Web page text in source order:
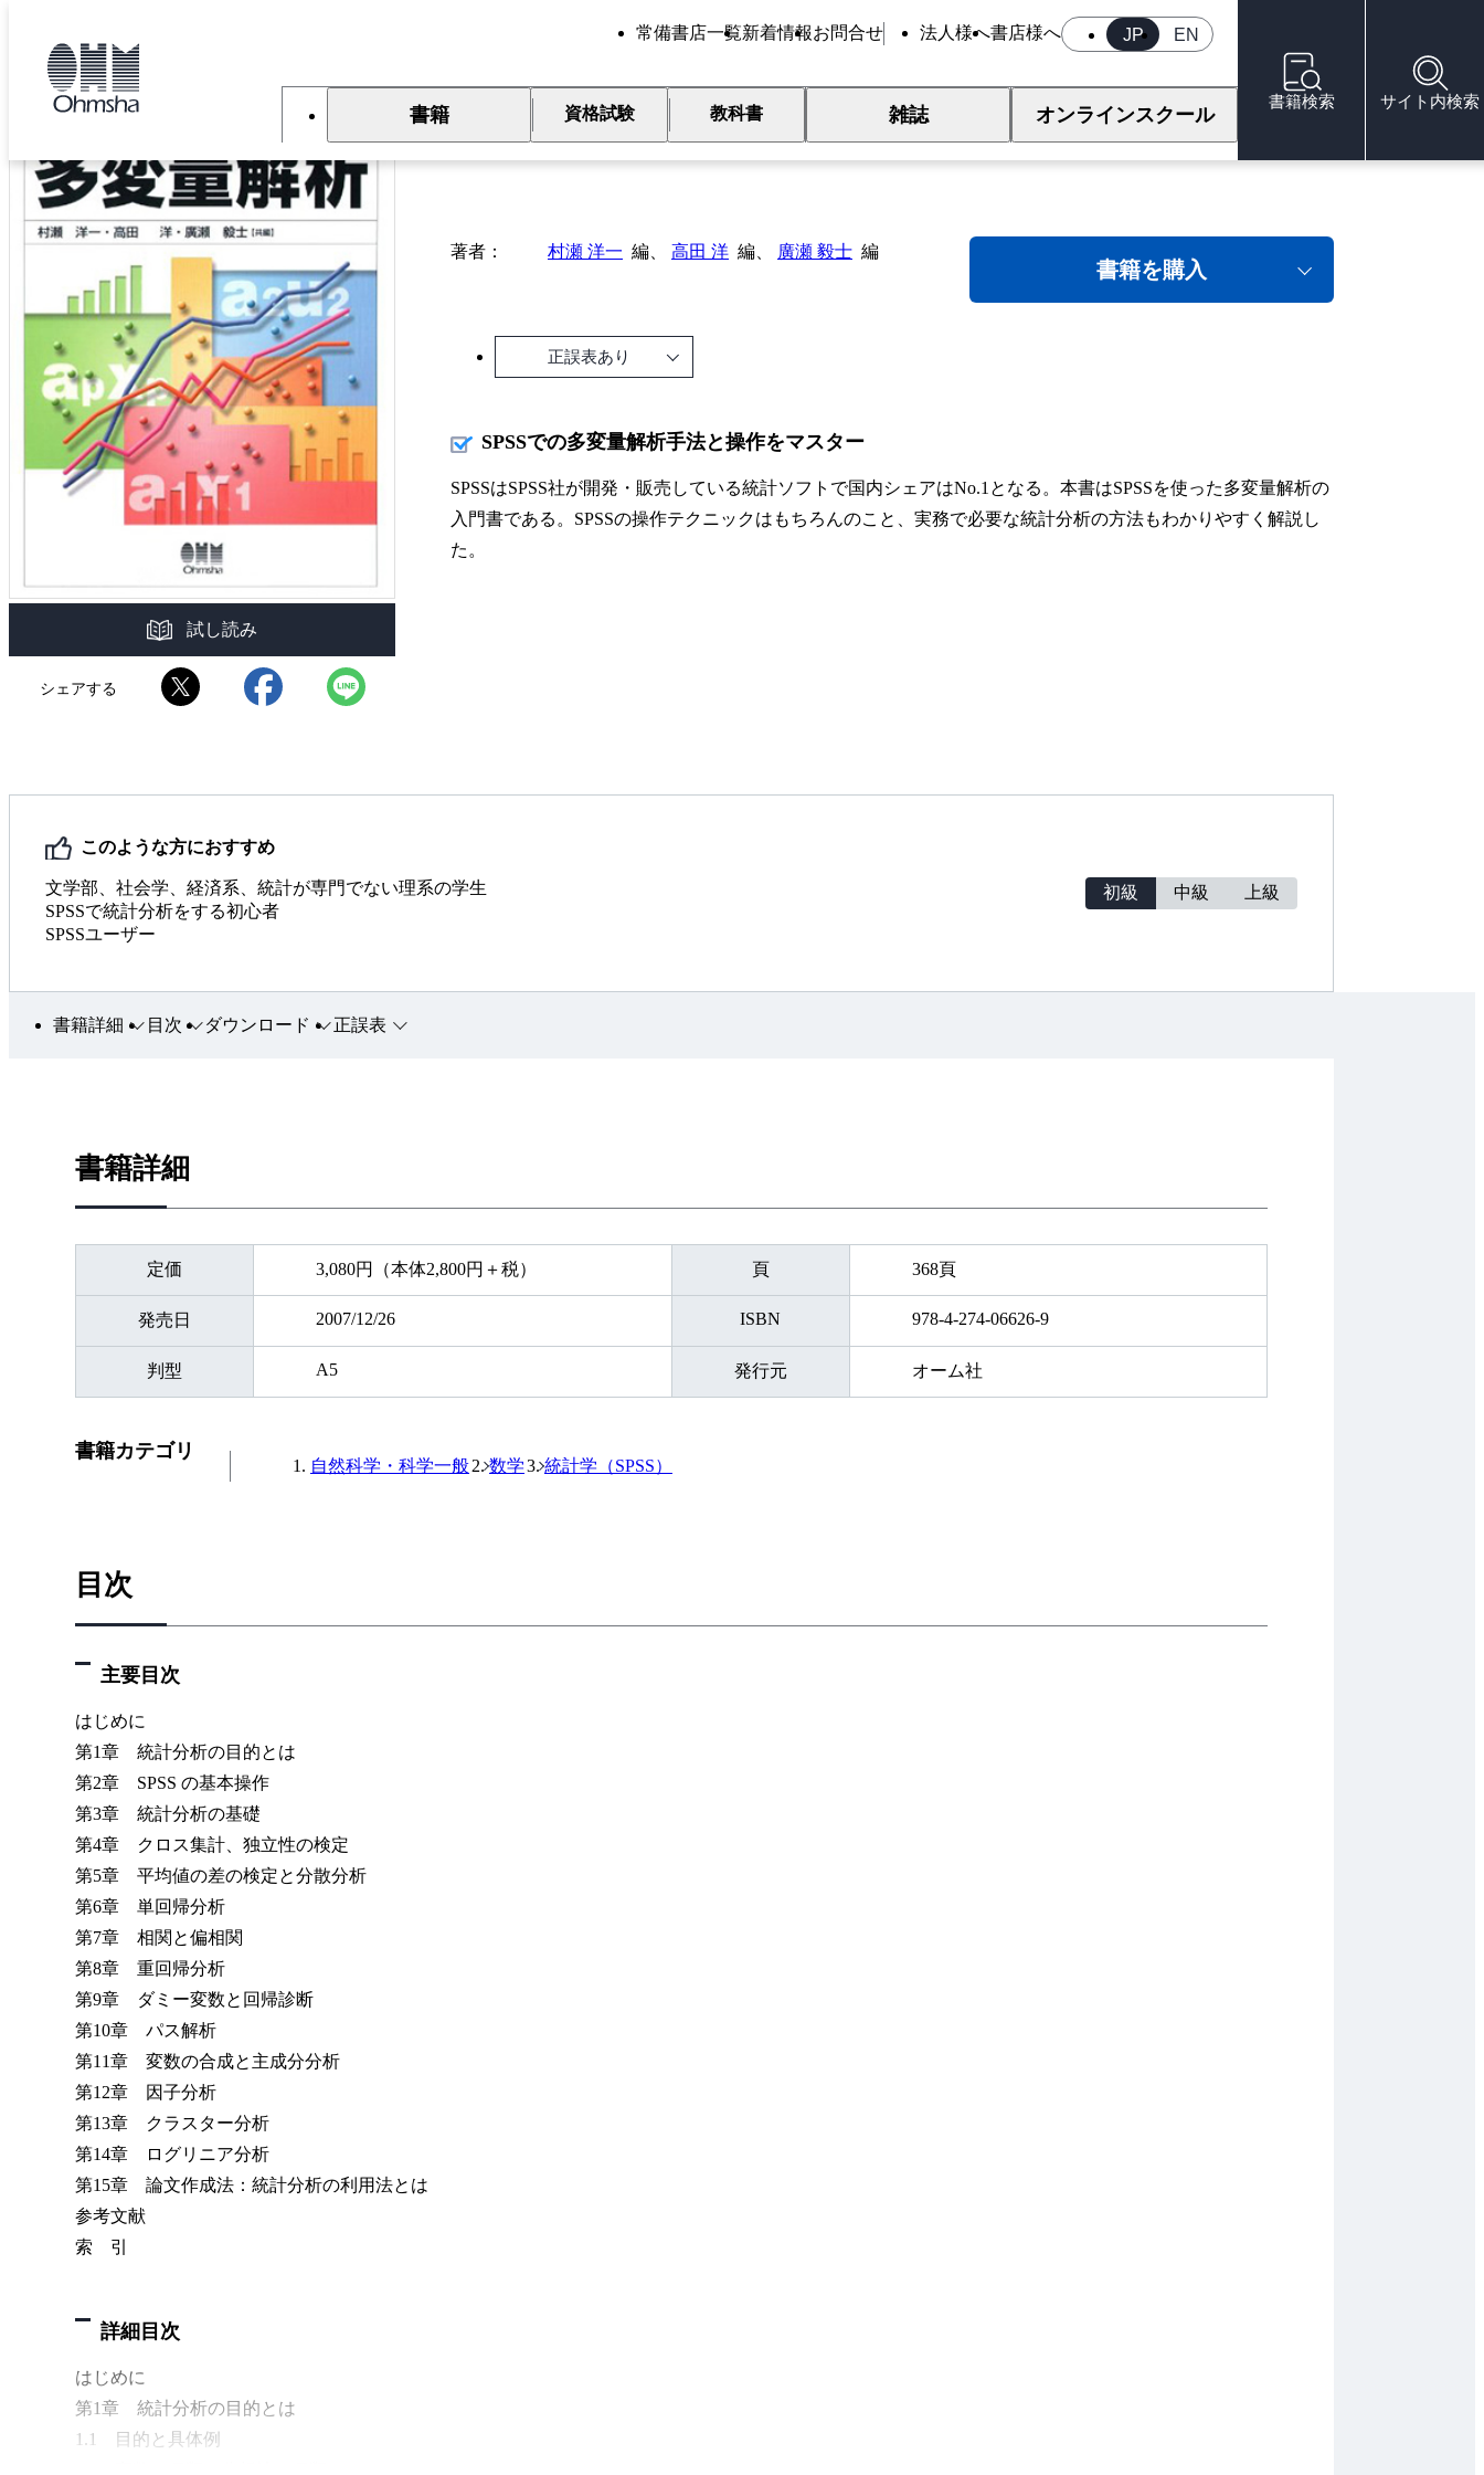
JP EN
常備書店一覧新着情報お問合せ 法人様へ書店様へ
書籍 資格試験 教科書 雑誌 オンラインスクール
書籍検索 サイト内検索
SPSSによる多変量解析
試し読み
シェアする
著者 村瀬 洋一 編、 高田 洋 編、 廣瀬 毅士 編
書籍を購入
正誤表あり
SPSSでの多変量解析手法と操作をマスター
SPSSはSPSS社が開発・販売している統計ソフトで国内シェアはNo.1となる。本書はSPSSを使った多変量解析の
入門書である。SPSSの操作テクニックはもちろんのこと、実務で必要な統計分析の方法もわかりやすく解説し
た。
このような方におすすめ
文学部、社会学、経済系、統計が専門でない理系の学生
SPSSで統計分析をする初心者
SPSSユーザー
初級 中級 上級
書籍詳細 目次 ダウンロード 正誤表
書籍詳細
定価 3,080円（本体2,800円＋税） 頁 368頁
発売日 2007/12/26 ISBN 978-4-274-06626-9
判型 A5 発行元 オーム社
書籍カテゴリ
自然科学・科学一般 数学 統計学（SPSS）
目次
主要目次
はじめに
第1章 統計分析の目的とは
第2章 SPSS の基本操作
第3章 統計分析の基礎
第4章 クロス集計、独立性の検定
第5章 平均値の差の検定と分散分析
第6章 単回帰分析
第7章 相関と偏相関
第8章 重回帰分析
第9章 ダミー変数と回帰診断
第10章 パス解析
第11章 変数の合成と主成分分析
第12章 因子分析
第13章 クラスター分析
第14章 ログリニア分析
第15章 論文作成法：統計分析の利用法とは
参考文献
索 引
詳細目次
はじめに
第1章 統計分析の目的とは
1.1 目的と具体例